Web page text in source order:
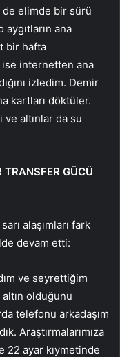
de elimde bir sürü
ana
bir hafta
internetten ana
izledim. Demir
kartları döktüler.
altınlar da su
TRANSFER GÜCÜ
alaşımları fark
devam etti:
ve seyrettiğim
olduğunu
telefonu arkadaşım
Araştırmalarımıza
22 ayar kıymetinde